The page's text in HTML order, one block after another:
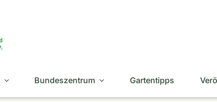
Bundeszentrum Gartentipps